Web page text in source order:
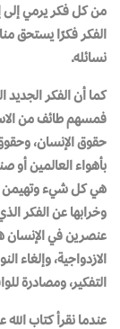
من كل فكر يرمي إلى
الفكر فكرًا يستحق
نسائله.
كما أن الفكر الجديد
فمسهم طائف من
حقوق الإنسان،
بأهواء العالمين أو
هي كل شيء وتهيمن
وخرابها عن الفكر
عنصرين في الإنسان
الازدواجية، وإلغاء
التفكير، ومصادرة
عندما نقرأ كتاب